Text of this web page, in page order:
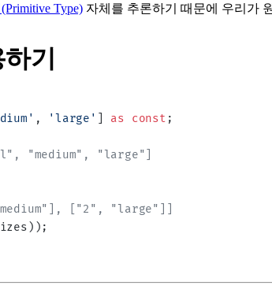
Type) 자체를 추론하기 때문에 우리가
하기
, 'large' as const ;
"medium", "large"]
["2", "large"]]